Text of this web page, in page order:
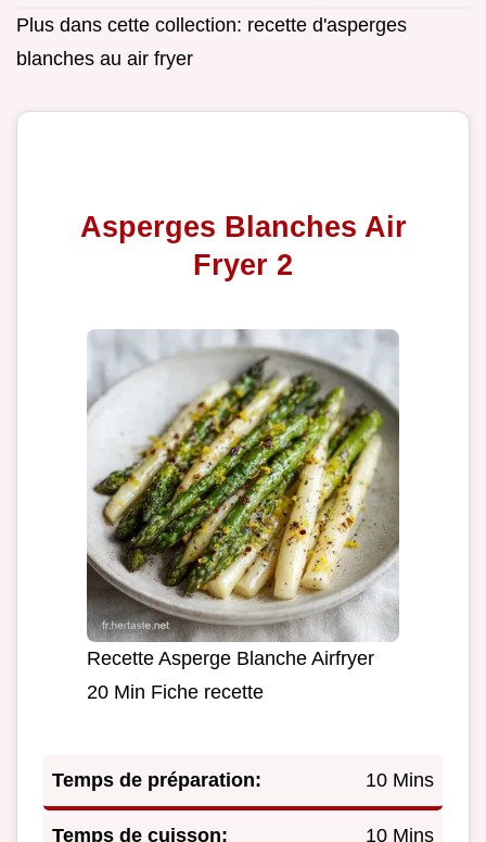
Plus dans cette collection: recette d'asperges
blanches au air fryer
Asperges Blanches Air
Fryer 2
Recette Asperge Blanche Airfryer
20 Min Fiche recette
Temps de préparation: 10 Mins
Temps de cuisson: 10 Mins